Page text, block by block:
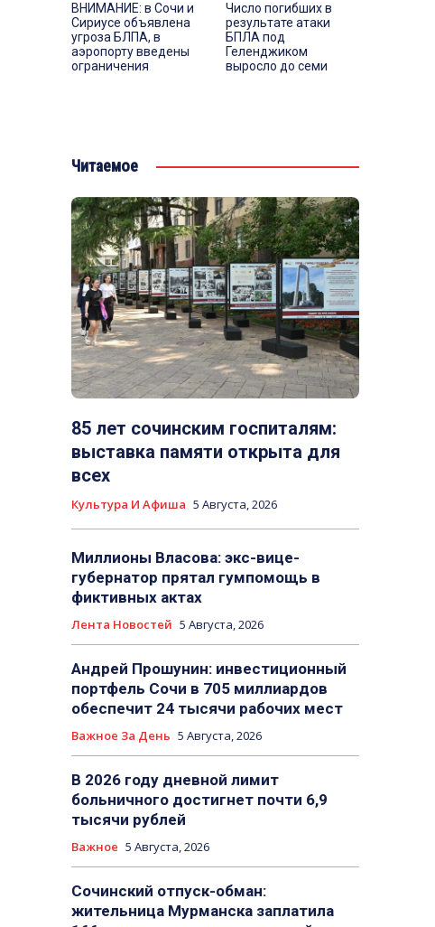
ВНИМАНИЕ: в Сочи и
Сириусе объявлена
угроза БЛПА, в
аэропорту введены
ограничения
Число погибших в
результате атаки
БПЛА под
Геленджиком
выросло до семи
Читаемое
85 лет сочинским госпиталям:
выставка памяти открыта для
всех
Культура И Афиша 5 Августа, 2026
Миллионы Власова: экс-вице-
губернатор прятал гумпомощь в
фиктивных актах
Лента Новостей 5 Августа, 2026
Андрей Прошунин: инвестиционный
портфель Сочи в 705 миллиардов
обеспечит 24 тысячи рабочих мест
Важное За День 5 Августа, 2026
В 2026 году дневной лимит
больничного достигнет почти 6,9
тысячи рублей
Важное 5 Августа, 2026
Сочинский отпуск-обман:
жительница Мурманска заплатила